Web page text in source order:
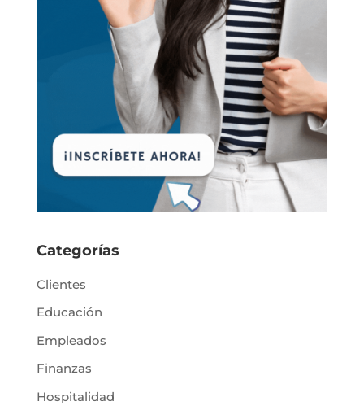
Categorías
Clientes
Educación
Empleados
Finanzas
Hospitalidad